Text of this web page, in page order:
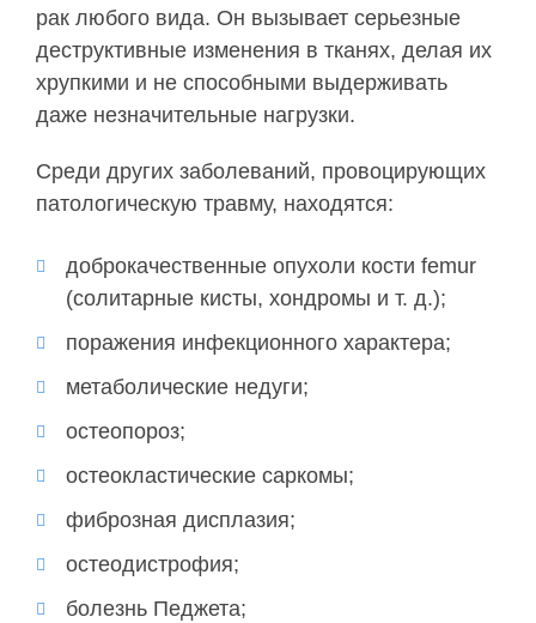
рак любого вида. Он вызывает серьезные
деструктивные изменения в тканях, делая их
хрупкими и не способными выдерживать
даже незначительные нагрузки.
Среди других заболеваний, провоцирующих
патологическую травму, находятся:
доброкачественные опухоли кости femur
(солитарные кисты, хондромы и т. д.);
поражения инфекционного характера;
метаболические недуги;
остеопороз;
остеокластические саркомы;
фиброзная дисплазия;
остеодистрофия;
болезнь Педжета;